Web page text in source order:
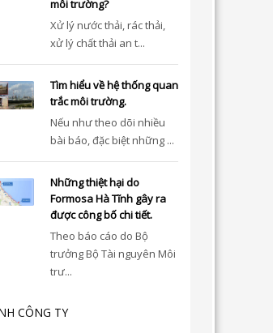
môi trường?
Xử lý nước thải, rác thải,
xử lý chất thải an t...
Tìm hiểu về hệ thống quan
trắc môi trường.
Nếu như theo dõi nhiều
bài báo, đặc biệt những ...
Những thiệt hại do
Formosa Hà Tĩnh gây ra
được công bố chi tiết.
Theo báo cáo do Bộ
trưởng Bộ Tài nguyên Môi
trư...
CÔNG TY